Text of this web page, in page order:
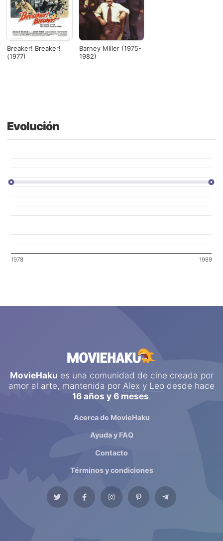
Breaker! Breaker!
(1977)
Barney Miller (1975-
1982)
Evolución
1978 1989
MovieHaku es una comunidad de cine creada por
amor al arte, mantenida por Alex y Leo desde hace
16 años y 6 meses.
Acerca de MovieHaku
Ayuda y FAQ
Contacto
Términos y condiciones